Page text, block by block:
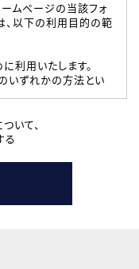
ムページの当該フォ
、以下の利用目的の範
用いたします。
いずれかの方法とい
参考情報として利
皆様
用いたします。
ずれかの方法とい
いて、
る